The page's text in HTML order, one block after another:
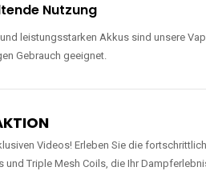
Nutzung
und leistungsstarken Akkus sind unsere
Gebrauch geeignet.
Videos! Erleben Sie die
Triple Mesh Coils, die Ihr